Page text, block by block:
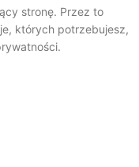
stronę. Przez to
których potrzebujesz,